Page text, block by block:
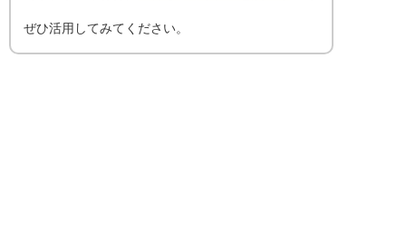
ぜひ活用してみてください。